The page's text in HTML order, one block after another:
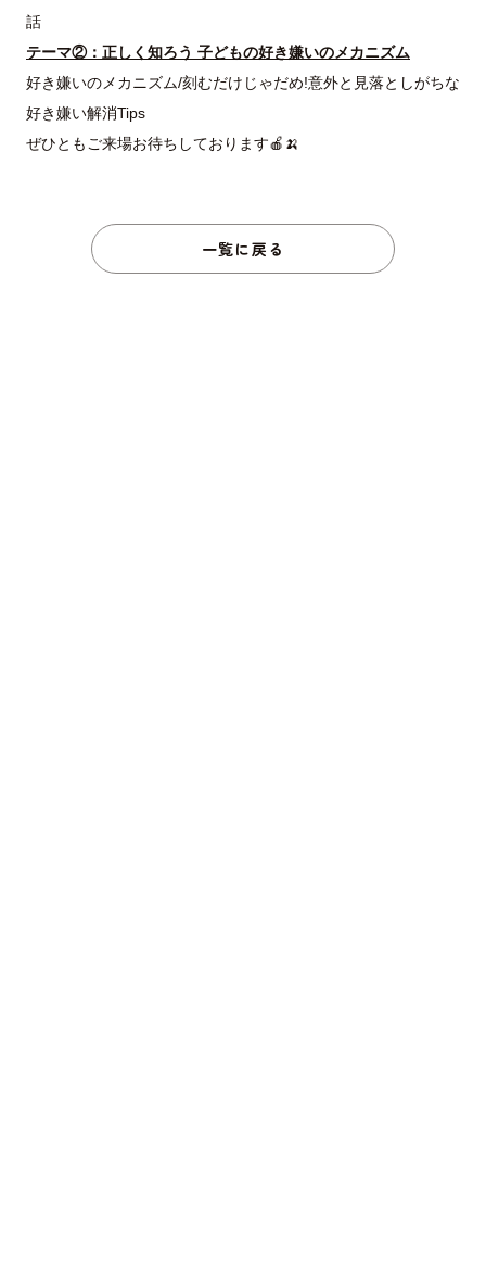
話
テーマ②：正しく知ろう 子どもの好き嫌いのメカニズム
好き嫌いのメカニズム/刻むだけじゃだめ!意外と見落としがちな
好き嫌い解消Tips
ぜひともご来場お待ちしております🍎🍌
一覧に戻る